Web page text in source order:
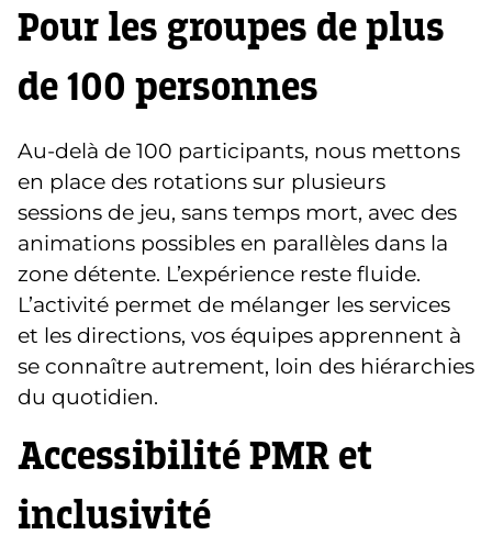
Pour les groupes de plus
de100 personnes
Au-delà de 100 participants, nous mettons
en place des rotations sur plusieurs
sessions de jeu, sans temps mort, avec des
animations possibles en parallèles dans la
zone détente. L’expérience reste fluide.
L’activité permet de mélanger les services
et les directions, vos équipes apprennent à
se connaître autrement, loin des hiérarchies
du quotidien.
AccessibilitéPMR et
inclusivité